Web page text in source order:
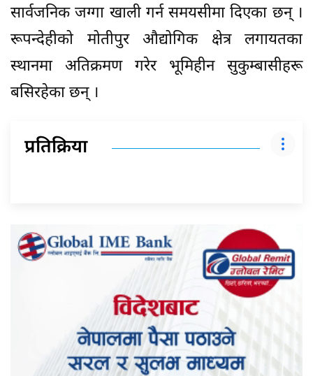
सार्वजनिक जग्गा खाली गर्न समयसीमा दिएका छन् ।
रूपन्देहीको मोतीपुर औद्योगिक क्षेत्र लगायतका
स्थानमा अतिक्रमण गरेर भूमिहीन सुकुम्बासीहरू
बसिरहेका छन् ।
प्रतिक्रिया